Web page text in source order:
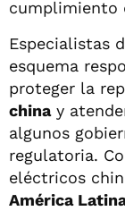
cumplimiento
Especialistas
esquema
proteger la
chinay
algunos
regulatoria.
eléctricos
América